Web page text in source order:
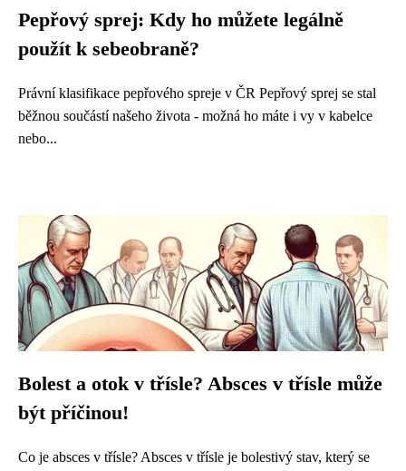
Pepřový sprej: Kdy ho můžete legálně
použít k sebeobraně?
Právní klasifikace pepřového spreje v ČR Pepřový sprej se stal
běžnou součástí našeho života - možná ho máte i vy v kabelce
nebo...
Bolest a otok v třísle? Absces v třísle může
být příčinou!
Co je absces v třísle? Absces v třísle je bolestivý stav, který se